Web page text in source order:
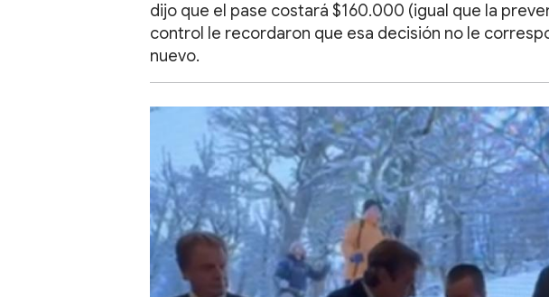
dijo que el pase costará $160.000 (igual que la
control le recordaron que esa decisión no le
nuevo.